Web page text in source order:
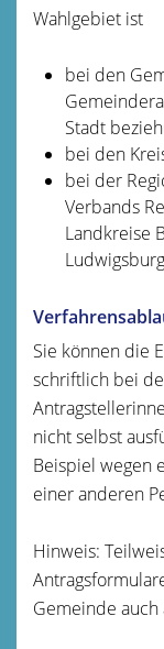
Wahlgebiet ist
bei den
Stadt
bei den
bei der
Verbands
Landkreise
Sie können die
schriftlich bei
nicht selbst
Beispiel wegen
einer anderen
Hinweis:
Gemeinde